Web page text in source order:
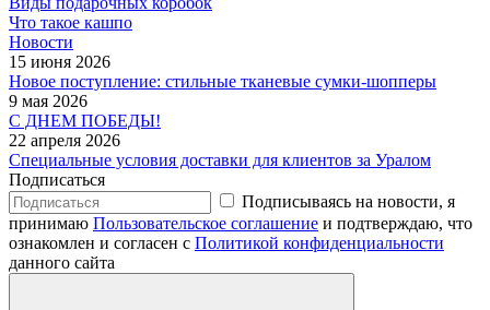
Что такое кашпо
Новости
15 июня 2026
Новое поступление: стильные тканевые сумки-шопперы
9 мая 2026
С ДНЕМ ПОБЕДЫ!
22 апреля 2026
Специальные условия доставки для клиентов за Уралом
Подписаться
Подписываясь на новости, я
принимаю Пользовательское соглашение и подтверждаю, что
ознакомлен и согласен с Политикой конфиденциальности
данного сайта